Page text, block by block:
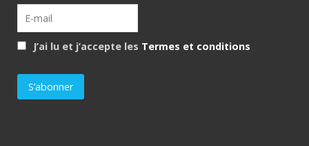
J’ai lu et j’accepte les Termes et conditions